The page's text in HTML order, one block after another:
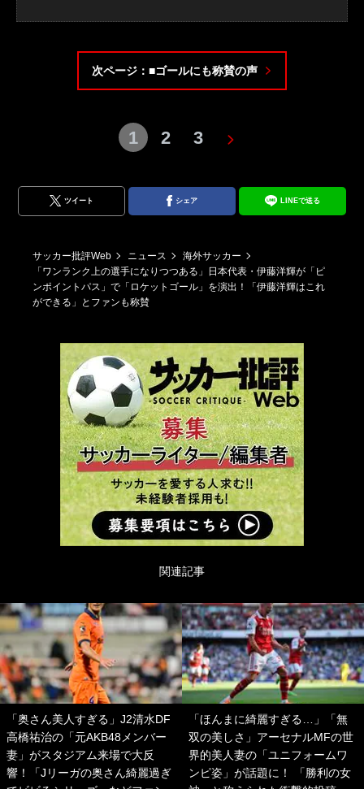
次ページ：■ゴールにも称賛の声
1 2 3
ツイート シェア LINEで送る
サッカー批評Web ニュース
海外サッカー
「ワンランク上の選手になりつつある」日本代表・伊藤洋輝が「ピ
ンポイントパス」で「ロケットゴール」を演出！「伊藤洋輝はこれ
ができる」とファンも称賛
関連記事
「奥さん美人すぎる」J2清水DF
高橋祐治の「元AKB48メンバー
妻」がスタジアム来場で大反
響！「Jリーガの奥さん綺麗過ぎ
「ほんまに綺麗すぎる…」「無
双の美しさ」アーセナルMFの世
界的美人妻の「ユニフォームワ
ンピ姿」が話題に！ 「勝利の女